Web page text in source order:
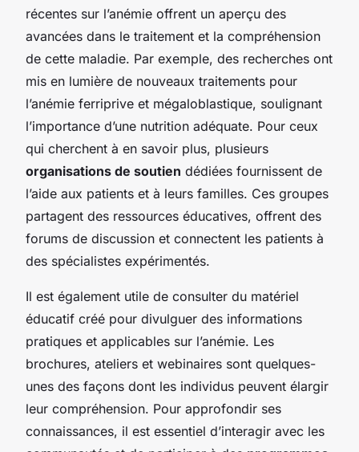
récentes sur l’anémie offrent un aperçu des
avancées dans le traitement et la compréhension
de cette maladie. Par exemple, des recherches ont
mis en lumière de nouveaux traitements pour
l’anémie ferriprive et mégaloblastique, soulignant
l’importance d’une nutrition adéquate. Pour ceux
qui cherchent à en savoir plus, plusieurs
organisations de soutien dédiées fournissent de
l’aide aux patients et à leurs familles. Ces groupes
partagent des ressources éducatives, offrent des
forums de discussion et connectent les patients à
des spécialistes expérimentés.
Il est également utile de consulter du matériel
éducatif créé pour divulguer des informations
pratiques et applicables sur l’anémie. Les
brochures, ateliers et webinaires sont quelques-
unes des façons dont les individus peuvent élargir
leur compréhension. Pour approfondir ses
connaissances, il est essentiel d’interagir avec les